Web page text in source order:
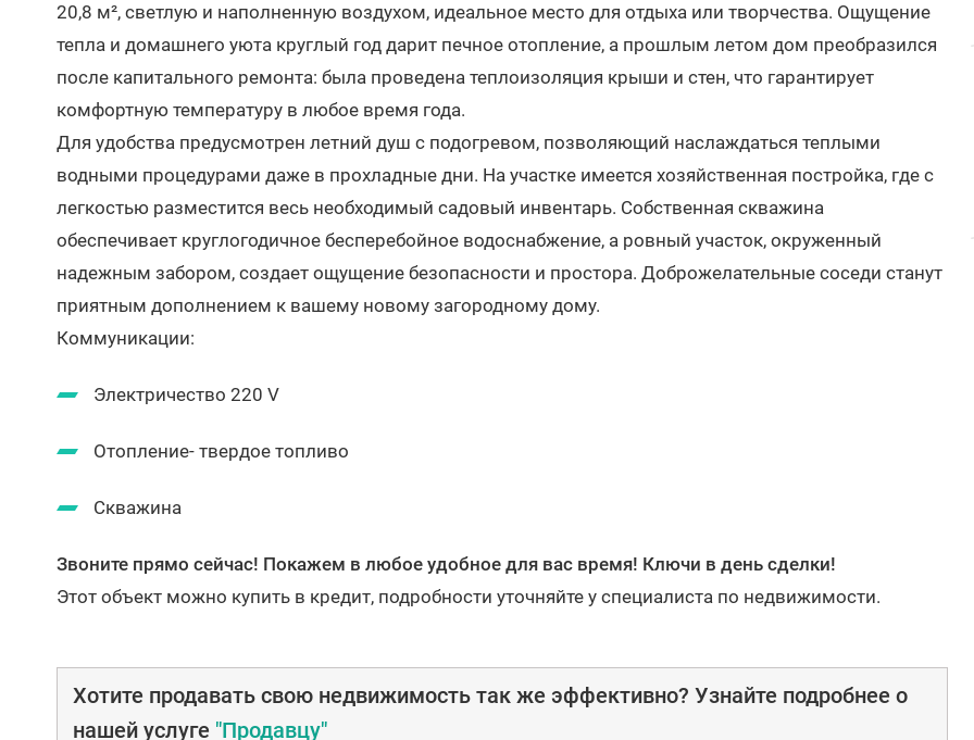
20,8 м², светлую и наполненную воздухом, идеальное место для отдыха или творчества. Ощущение
тепла и домашнего уюта круглый год дарит печное отопление, а прошлым летом дом преобразился
после капитального ремонта: была проведена теплоизоляция крыши и стен, что гарантирует
комфортную температуру в любое время года.
Для удобства предусмотрен летний душ с подогревом, позволяющий наслаждаться теплыми
водными процедурами даже в прохладные дни. На участке имеется хозяйственная постройка, где с
легкостью разместится весь необходимый садовый инвентарь. Собственная скважина
обеспечивает круглогодичное бесперебойное водоснабжение, а ровный участок, окруженный
надежным забором, создает ощущение безопасности и простора. Доброжелательные соседи станут
приятным дополнением к вашему новому загородному дому.
Коммуникации:
Электричество 220 V
Отопление- твердое топливо
Скважина
Звоните прямо сейчас! Покажем в любое удобное для вас время! Ключи в день сделки!
Этот объект можно купить в кредит, подробности уточняйте у специалиста по недвижимости.
Хотите продавать свою недвижимость так же эффективно? Узнайте подробнее о
нашей услуге "Продавцу"